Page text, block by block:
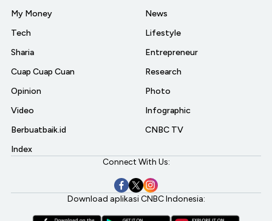
My Money
Tech
Sharia
Cuap Cuap Cuan
Opinion
Video
Berbuatbaik.id
Index
News
Lifestyle
Entrepreneur
Research
Photo
Infographic
CNBC TV
Connect With Us:
Download aplikasi CNBC Indonesia: